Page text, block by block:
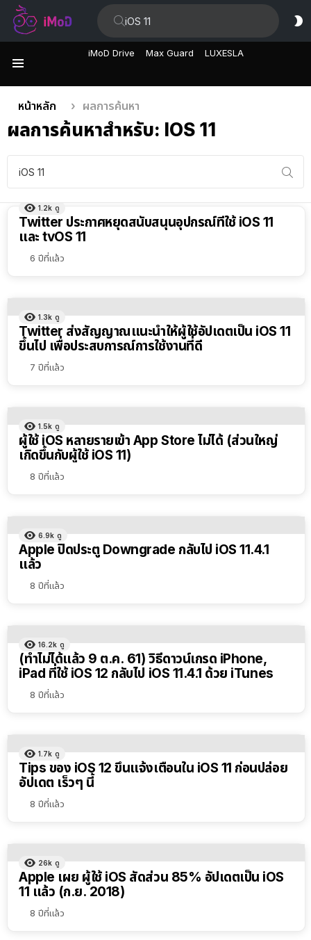
iMoD Drive Max Guard LUXESLA
คุณอยู่ที่นี่:
หน้าหลัก ผลการค้นหา
ผลการค้นหาสำหรับ: IOS 11
1.2k ดู
Twitter ประกาศหยุดสนับสนุนอุปกรณ์ที่ใช้ iOS 11
และ tvOS 11
6 ปีที่แล้ว
1.3k ดู
Twitter ส่งสัญญาณแนะนำให้ผู้ใช้อัปเดตเป็น iOS 11
ขึ้นไป เพื่อประสบการณ์การใช้งานที่ดี
7 ปีที่แล้ว
1.5k ดู
ผู้ใช้ iOS หลายรายเข้า App Store ไม่ได้ (ส่วนใหญ่
เกิดขึ้นกับผู้ใช้ iOS 11)
8 ปีที่แล้ว
6.9k ดู
Apple ปิดประตู Downgrade กลับไป iOS 11.4.1
แล้ว
8 ปีที่แล้ว
16.2k ดู
(ทำไม่ได้แล้ว 9 ต.ค. 61) วิธีดาวน์เกรด iPhone,
iPad ที่ใช้ iOS 12 กลับไป iOS 11.4.1 ด้วย iTunes
8 ปีที่แล้ว
1.7k ดู
Tips ของ iOS 12 ขึ้นแจ้งเตือนใน iOS 11 ก่อนปล่อย
อัปเดต เร็วๆ นี้
8 ปีที่แล้ว
26k ดู
Apple เผย ผู้ใช้ iOS สัดส่วน 85% อัปเดตเป็น iOS
11 แล้ว (ก.ย. 2018)
8 ปีที่แล้ว